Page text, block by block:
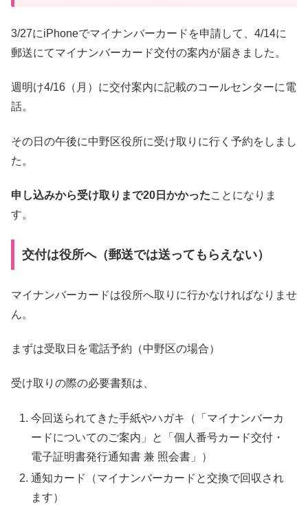
3/27にiPhoneでマイナンバーカードを申請して、4/14に
郵送にてマイナンバーカード交付の案内が届きました。
週明け4/16（月）に交付案内に記載のコールセンターに電
話。
その日の午後に中野区役所に受け取りに行く予約をしまし
た。
申し込みから受け取りまで20日かかったことになりま
す。
交付は役所へ（郵送では送ってもらえない）
マイナンバーカードは役所へ取りに行かなければなりませ
ん。
まずは受取日を電話予約（中野区の場合）
受け取りの際の必要書類は、
今回送られてきた手紙やハガキ（「マイナンバーカ
ードについてのご案内」と「個人番号カード交付・
電子証明書発行通知書 兼 照会書」）
通知カード（マイナンバーカードと交換で回収され
ます）